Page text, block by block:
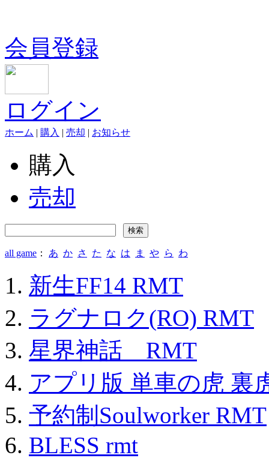
会員登録
ログイン
ホーム | 購入 | 売却 | お知らせ
購入
売却
all game ： あ か さ た な は ま や ら わ
新生FF14 RMT
ラグナロク(RO) RMT
星界神話 RMT
アプリ版 単車の虎 裏
予約制Soulworker RMT
BLESS rmt